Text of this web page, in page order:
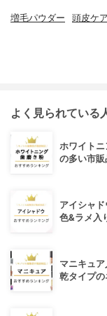
増毛パウダー 頭皮ケ
よく見られている
ホワイト
の多い市
アイシャ
色&ラメ入
マニキュ
乾タイプの